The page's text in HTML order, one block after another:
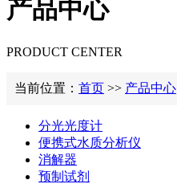
产品中心
PRODUCT CENTER
当前位置： 首页 >> 产品中心
分光光度计
便携式水质分析仪
消解器
预制试剂